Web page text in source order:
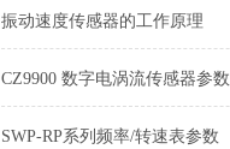
振动速度传感器的工作原理
CZ9900 数字电涡流传感器参数
SWP-RP系列频率/转速表参数